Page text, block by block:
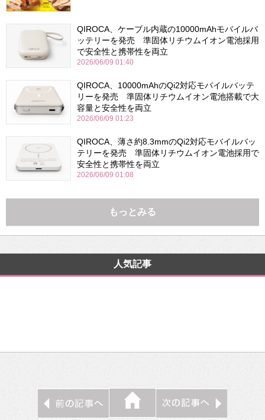
QIROCA、ケーブル内蔵の10000mAhモバイルバ
ッテリーを発売 準固体リチウムイオン電池採用
で安全性と携帯性を両立
2026/06/09 01:40
QIROCA、10000mAhのQi2対応モバイルバッテ
リーを発売 準固体リチウムイオン電池搭載で大
容量と安全性を両立
2026/06/09 01:23
QIROCA、薄さ約8.3mmのQi2対応モバイルバッ
テリーを発売 準固体リチウムイオン電池採用で
安全性と携帯性を両立
2026/06/09 01:08
もっとみる
人気記事